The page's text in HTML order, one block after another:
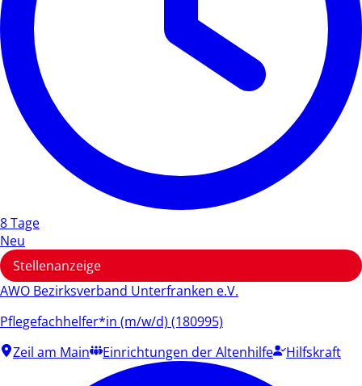
8 Tage
Neu
Stellenanzeige
AWO Bezirksverband Unterfranken e.V.
Pflegefachhelfer*in (m/w/d) (180995)
Zeil am Main
Einrichtungen der Altenhilfe Hilfskraft